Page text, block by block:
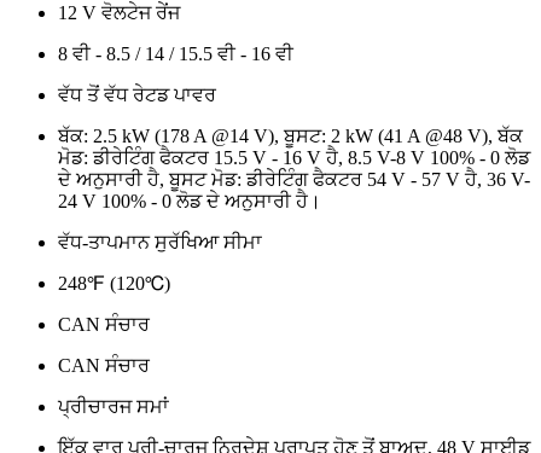
12 V ਵੋਲਟੇਜ ਰੇਂਜ
8 ਵੀ - 8.5 / 14 / 15.5 ਵੀ - 16 ਵੀ
ਵੱਧ ਤੋਂ ਵੱਧ ਰੇਟਡ ਪਾਵਰ
ਬੱਕ: 2.5 kW (178 A @14 V), ਬੂਸਟ: 2 kW (41 A @48 V), ਬੱਕ
ਮੋਡ: ਡੀਰੇਟਿੰਗ ਫੈਕਟਰ 15.5 V - 16 V ਹੈ, 8.5 V-8 V 100% - 0 ਲੋਡ
ਦੇ ਅਨੁਸਾਰੀ ਹੈ, ਬੂਸਟ ਮੋਡ: ਡੀਰੇਟਿੰਗ ਫੈਕਟਰ 54 V - 57 V ਹੈ, 36 V-
24 V 100% - 0 ਲੋਡ ਦੇ ਅਨੁਸਾਰੀ ਹੈ।
ਵੱਧ-ਤਾਪਮਾਨ ਸੁਰੱਖਿਆ ਸੀਮਾ
248℉ (120℃)
CAN ਸੰਚਾਰ
CAN ਸੰਚਾਰ
ਪ੍ਰੀਚਾਰਜ ਸਮਾਂ
ਇੱਕ ਵਾਰ ਪ੍ਰੀ-ਚਾਰਜ ਨਿਰਦੇਸ਼ ਪ੍ਰਾਪਤ ਹੋਣ ਤੋਂ ਬਾਅਦ, 48 V ਸਾਈਡ